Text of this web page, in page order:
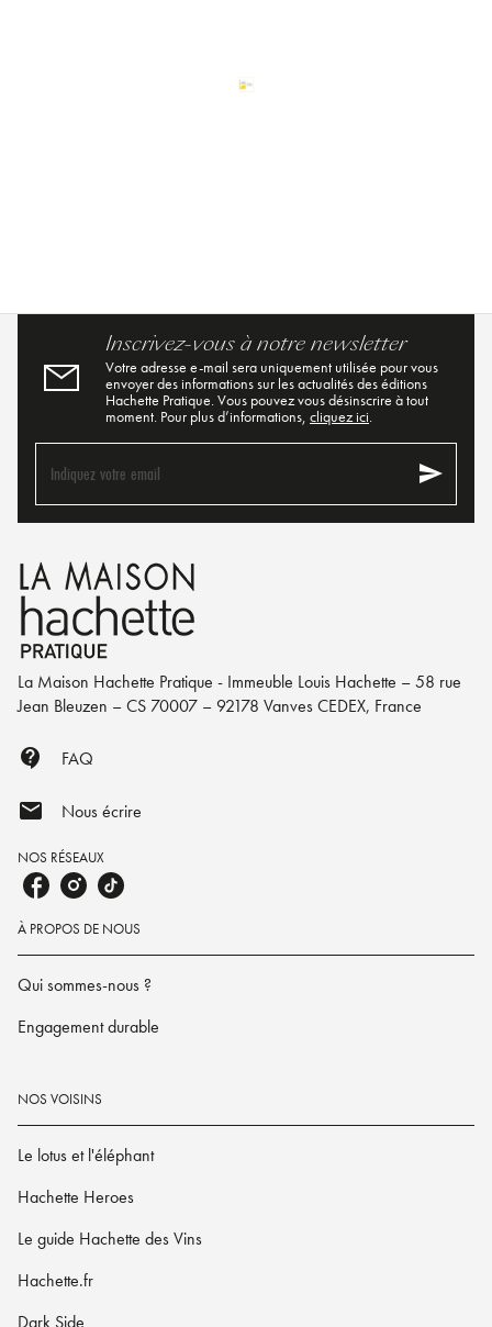
Inscrivez-vous à notre newsletter
Votre adresse e-mail sera uniquement utilisée pour vous
envoyer des informations sur les actualités des éditions
Hachette Pratique. Vous pouvez vous désinscrire à tout
moment. Pour plus d’informations, cliquez ici.
Indiquez votre email send
La Maison Hachette Pratique - Immeuble Louis Hachette – 58 rue
Jean Bleuzen – CS 70007 – 92178 Vanves CEDEX, France
contact_support FAQ
mail Nous écrire
NOS RÉSEAUX
À PROPOS DE NOUS
Qui sommes-nous ?
Engagement durable
NOS VOISINS
Le lotus et l'éléphant
Hachette Heroes
Le guide Hachette des Vins
Hachette.fr
Dark Side